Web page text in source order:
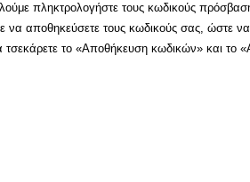
πληκτρολογήστε τους κωδικούς
να αποθηκεύσετε τους κωδικούς σας, ώστε
τσεκάρετε το «Αποθήκευση κωδικών» και το